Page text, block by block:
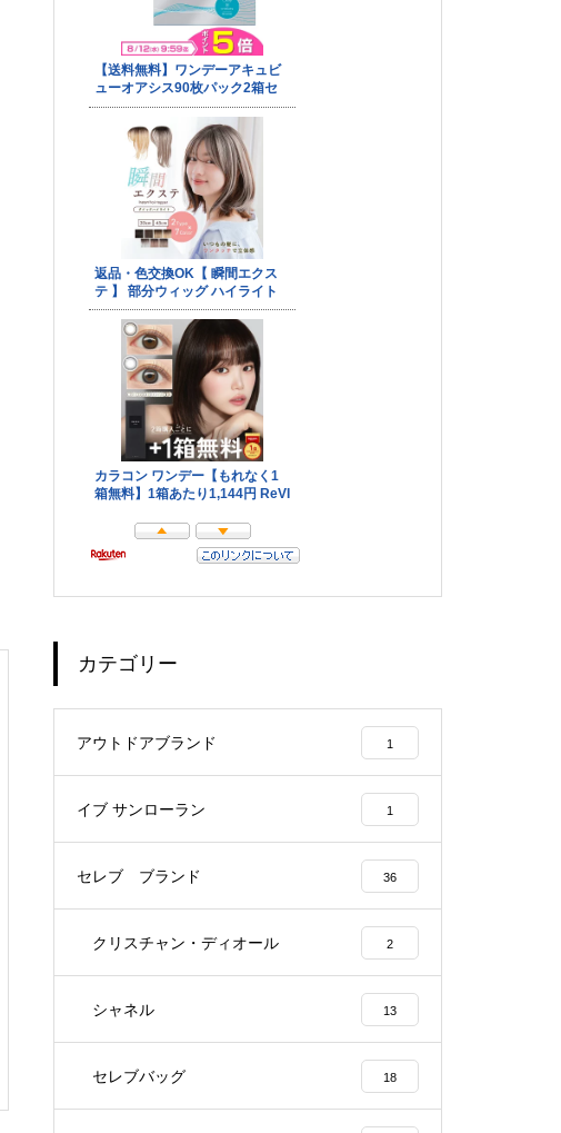
カテゴリー
アウトドアブランド 1
イブ サンローラン 1
セレブ ブランド 36
クリスチャン・ディオール 2
シャネル 13
セレブバッグ 18